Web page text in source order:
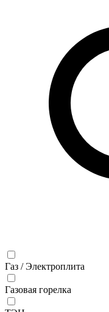
Газ / Электроплита
Газовая горелка